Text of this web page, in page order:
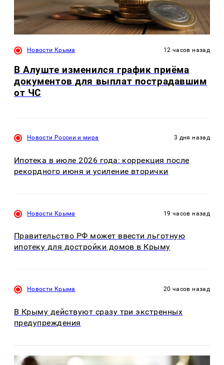
Новости Крыма 12 часов назад
В Алуште изменился график приёма
документов для выплат пострадавшим
от ЧС
Новости России и мира 3 дня назад
Ипотека в июле 2026 года: коррекция после
рекордного июня и усиление вторички
Новости Крыма 19 часов назад
Правительство РФ может ввести льготную
ипотеку для достройки домов в Крыму
Новости Крыма 20 часов назад
В Крыму действуют сразу три экстренных
предупреждения